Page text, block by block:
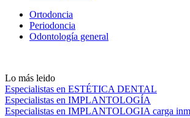
Ortodoncia
Periodoncia
Odontología general
Lo más leido
Especialistas en ESTÉTICA DENTAL
Especialistas en IMPLANTOLOGÍA
Especialistas en IMPLANTOLOGIA carga